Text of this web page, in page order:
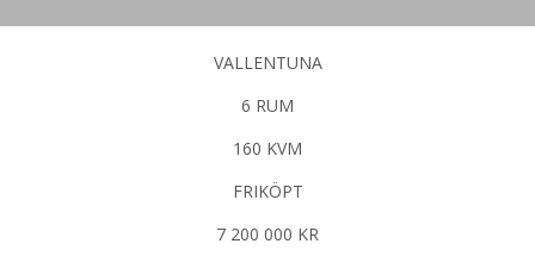
VALLENTUNA
6 RUM
160 KVM
FRIKÖPT
7 200 000 KR